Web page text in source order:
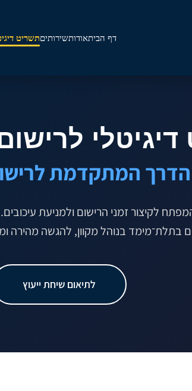
דף הביתאודותשירותיםתשריט
הדרך המתקדמת
לקיצור זמני הרישום ולמניעת
בתלת־מימד בנוהל מקוון, להגשה מהירה
לתיאום שיחת ייעוץ